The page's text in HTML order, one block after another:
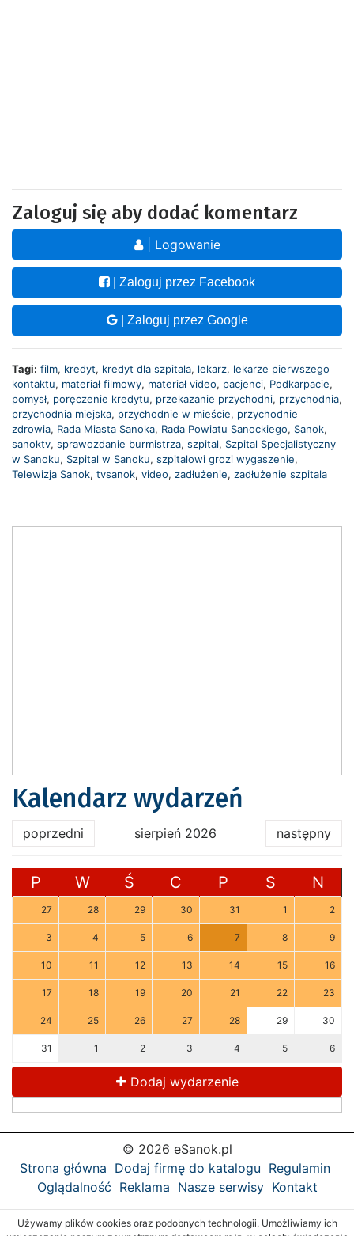
Zaloguj się aby dodać komentarz
| Logowanie
| Zaloguj przez Facebook
| Zaloguj przez Google
Tagi: film, kredyt, kredyt dla szpitala, lekarz, lekarze pierwszego
kontaktu, materiał filmowy, materiał video, pacjenci, Podkarpacie,
pomysł, poręczenie kredytu, przekazanie przychodni, przychodnia,
przychodnia miejska, przychodnie w mieście, przychodnie
zdrowia, Rada Miasta Sanoka, Rada Powiatu Sanockiego, Sanok,
sanoktv, sprawozdanie burmistrza, szpital, Szpital Specjalistyczny
w Sanoku, Szpital w Sanoku, szpitalowi grozi wygaszenie,
Telewizja Sanok, tvsanok, video, zadłużenie, zadłużenie szpitala
Kalendarz wydarzeń
poprzedni sierpień 2026 następny
P W Ś C P S N
27 28 29 30 31 1 2
3 4 5 6 7 8 9
10 11 12 13 14 15 16
17 18 19 20 21 22 23
24 25 26 27 28 29 30
31 1 2 3 4 5 6
Dodaj wydarzenie
© 2026 eSanok.pl
Strona główna Dodaj firmę do katalogu Regulamin
Oglądalność Reklama Nasze serwisy Kontakt
Używamy plików cookies oraz podobnych technologii. Umożliwiamy ich